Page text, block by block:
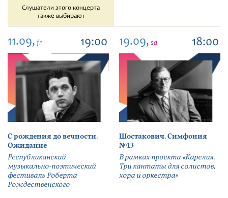
Слушатели этого концерта
также выбирают
11.09, fr 19:00
С рождения до вечности.
Ожидание
Республиканский
музыкально-поэтический
фестиваль Роберта
Рождественского
19.09, sa 18:00
Шостакович. Симфония
№13
В рамках проекта «Карелия.
Три кантаты для солистов,
хора и оркестра»